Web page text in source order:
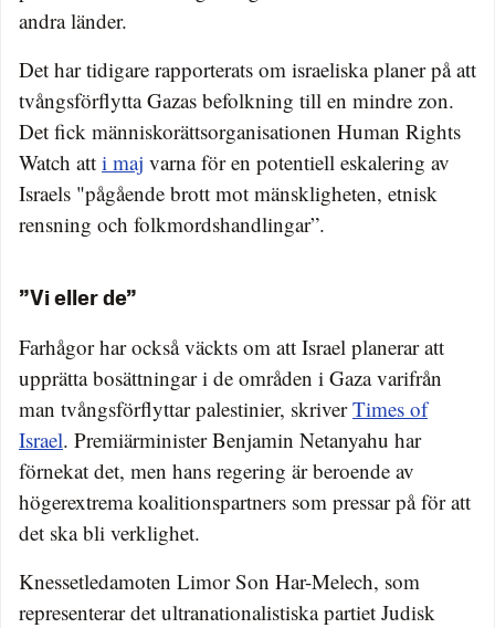
andra länder.
Det har tidigare rapporterats om israeliska planer på att
tvångsförflytta Gazas befolkning till en mindre zon.
Det fick människorättsorganisationen Human Rights
Watch att i maj varna för en potentiell eskalering av
Israels "pågående brott mot mänskligheten, etnisk
rensning och folkmordshandlingar”.
”Vi eller de”
Farhågor har också väckts om att Israel planerar att
upprätta bosättningar i de områden i Gaza varifrån
man tvångsförflyttar palestinier, skriverTimes of
Israel. Premiärminister Benjamin Netanyahu har
förnekat det, men hans regering är beroende av
högerextrema koalitionspartners som pressar på för att
det ska bli verklighet.
Knessetledamoten Limor Son Har-Melech, som
representerar det ultranationalistiska partiet Judisk